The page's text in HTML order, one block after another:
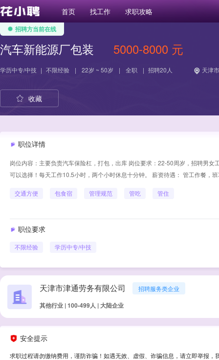
首页 找工作 求职攻略
招聘方当前在线
汽车新能源厂包装 5000-8000 元
学历中专/中技 | 不限经验 | 22岁 ~ 50岁 | 全职 | 招聘20人 天津
收藏
职位详情
岗位内容：主要负责汽车保险杠，打包，出库 岗位要求：22-50周岁，招聘男
可以选择！每天工作10.5小时，两个小时休息十分钟。 薪资待遇： 管工作餐，
交通方便 包食宿 管理规范 管吃 管住
职位要求
不限经验 学历中专/中技
天津市津通劳务有限公司 招聘服务类企业
其他行业 | 100-499人 | 大陆企业
安全提示
求职过程请勿缴纳费用，谨防诈骗！如遇无效、虚假、诈骗信息，请立即举报，